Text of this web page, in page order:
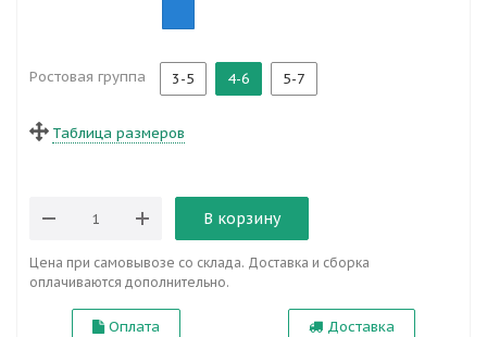
Ростовая группа 3-5 4-6 5-7
Таблица размеров
В корзину
Цена при самовывозе со склада. Доставка и сборка
оплачиваются дополнительно.
Оплата Доставка